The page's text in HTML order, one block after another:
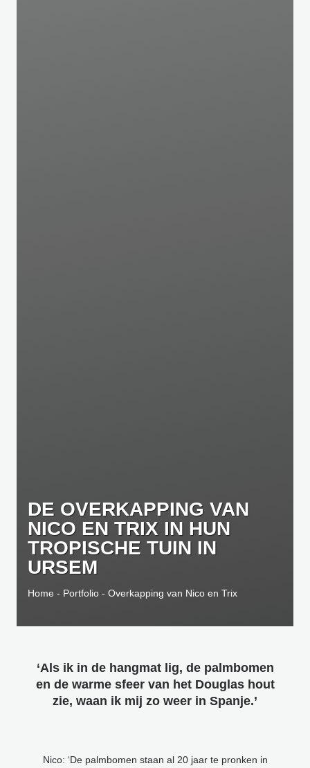
DE OVERKAPPING VAN
NICO EN TRIX IN HUN
TROPISCHE TUIN IN
URSEM
Home - Portfolio - Overkapping van Nico en Trix
‘Als ik in de hangmat lig, de palmbomen
en de warme sfeer van het Douglas hout
zie, waan ik mij zo weer in Spanje.’
Nico: ‘De palmbomen staan al 20 jaar te pronken in